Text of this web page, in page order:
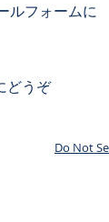
ルフォームに
どうぞ
Do Not